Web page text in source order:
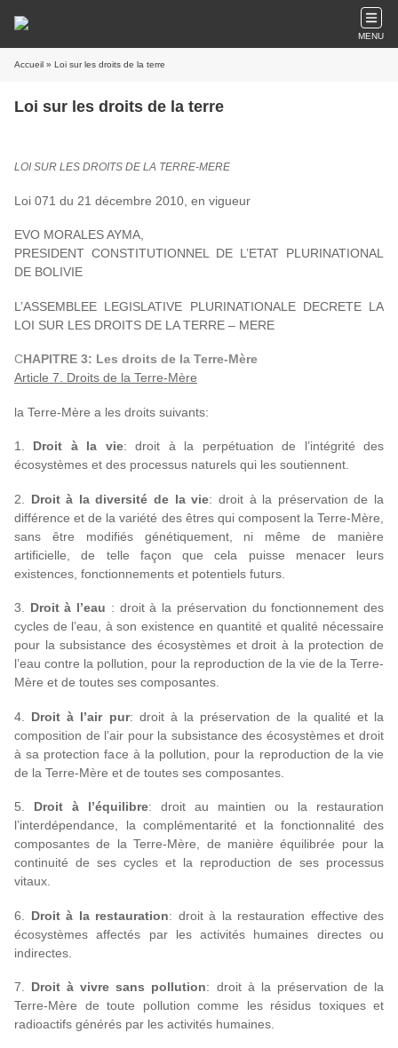
MENU
Accueil » Loi sur les droits de la terre
Loi sur les droits de la terre
LOI SUR LES DROITS DE LA TERRE-MERE
Loi 071 du 21 décembre 2010, en vigueur
EVO MORALES AYMA,
PRESIDENT CONSTITUTIONNEL DE L’ETAT PLURINATIONAL
DE BOLIVIE
L’ASSEMBLEE LEGISLATIVE PLURINATIONALE DECRETE LA
LOI SUR LES DROITS DE LA TERRE – MERE
CHAPITRE 3: Les droits de la Terre-Mère
Article 7. Droits de la Terre-Mère
la Terre-Mère a les droits suivants:
1. Droit à la vie: droit à la perpétuation de l’intégrité des
écosystèmes et des processus naturels qui les soutiennent.
2. Droit à la diversité de la vie: droit à la préservation de la
différence et de la variété des êtres qui composent la Terre-Mère,
sans être modifiés génétiquement, ni même de manière
artificielle, de telle façon que cela puisse menacer leurs
existences, fonctionnements et potentiels futurs.
3. Droit à l’eau : droit à la préservation du fonctionnement des
cycles de l’eau, à son existence en quantité et qualité nécessaire
pour la subsistance des écosystèmes et droit à la protection de
l’eau contre la pollution, pour la reproduction de la vie de la Terre-
Mère et de toutes ses composantes.
4. Droit à l’air pur: droit à la préservation de la qualité et la
composition de l’air pour la subsistance des écosystèmes et droit
à sa protection face à la pollution, pour la reproduction de la vie
de la Terre-Mère et de toutes ses composantes.
5. Droit à l’équilibre: droit au maintien ou la restauration
l’interdépendance, la complémentarité et la fonctionnalité des
composantes de la Terre-Mère, de manière équilibrée pour la
continuité de ses cycles et la reproduction de ses processus
vitaux.
6. Droit à la restauration: droit à la restauration effective des
écosystèmes affectés par les activités humaines directes ou
indirectes.
7. Droit à vivre sans pollution: droit à la préservation de la
Terre-Mère de toute pollution comme les résidus toxiques et
radioactifs générés par les activités humaines.